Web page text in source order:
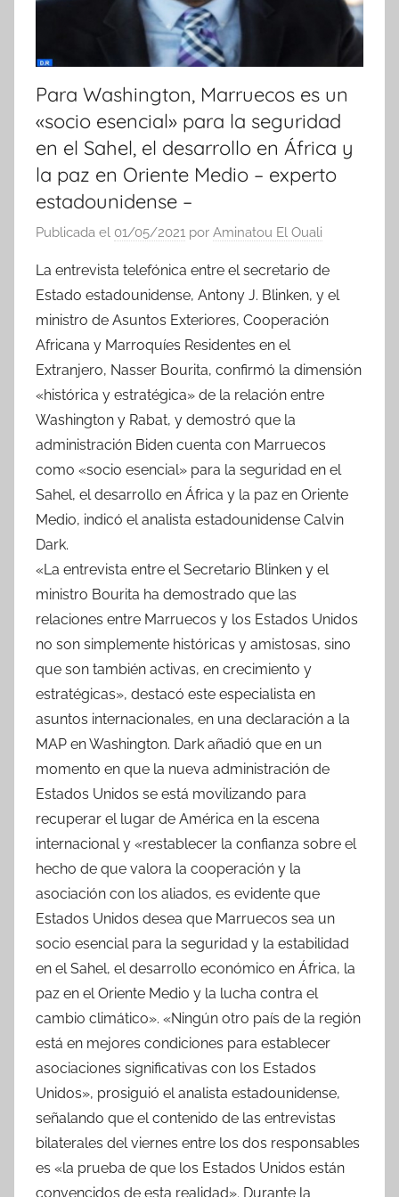
Para Washington, Marruecos es un
«socio esencial» para la seguridad
en el Sahel, el desarrollo en África y
la paz en Oriente Medio – experto
estadounidense –
Publicada el 01/05/2021 por Aminatou El Ouali
La entrevista telefónica entre el secretario de
Estado estadounidense, Antony J. Blinken, y el
ministro de Asuntos Exteriores, Cooperación
Africana y Marroquíes Residentes en el
Extranjero, Nasser Bourita, confirmó la dimensión
«histórica y estratégica» de la relación entre
Washington y Rabat, y demostró que la
administración Biden cuenta con Marruecos
como «socio esencial» para la seguridad en el
Sahel, el desarrollo en África y la paz en Oriente
Medio, indicó el analista estadounidense Calvin
Dark.
«La entrevista entre el Secretario Blinken y el
ministro Bourita ha demostrado que las
relaciones entre Marruecos y los Estados Unidos
no son simplemente históricas y amistosas, sino
que son también activas, en crecimiento y
estratégicas», destacó este especialista en
asuntos internacionales, en una declaración a la
MAP en Washington. Dark añadió que en un
momento en que la nueva administración de
Estados Unidos se está movilizando para
recuperar el lugar de América en la escena
internacional y «restablecer la confianza sobre el
hecho de que valora la cooperación y la
asociación con los aliados, es evidente que
Estados Unidos desea que Marruecos sea un
socio esencial para la seguridad y la estabilidad
en el Sahel, el desarrollo económico en África, la
paz en el Oriente Medio y la lucha contra el
cambio climático». «Ningún otro país de la región
está en mejores condiciones para establecer
asociaciones significativas con los Estados
Unidos», prosiguió el analista estadounidense,
señalando que el contenido de las entrevistas
bilaterales del viernes entre los dos responsables
es «la prueba de que los Estados Unidos están
convencidos de esta realidad». Durante la